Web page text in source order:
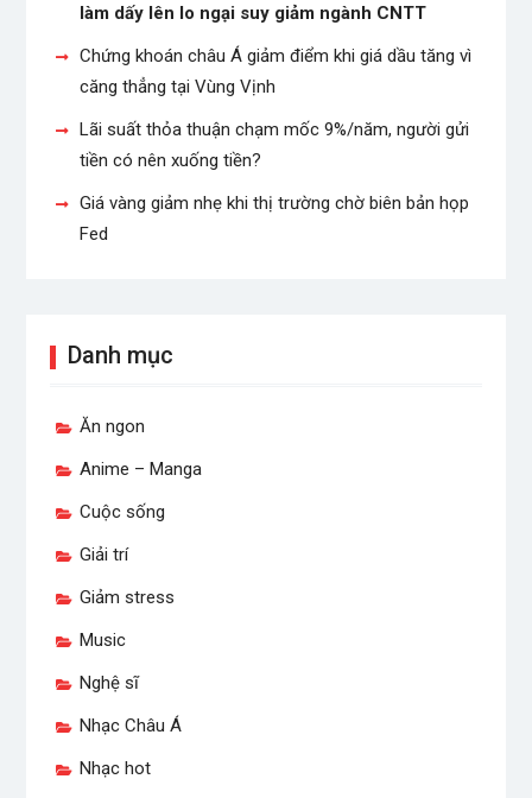
làm dấy lên lo ngại suy giảm ngành CNTT
Chứng khoán châu Á giảm điểm khi giá dầu tăng vì
căng thẳng tại Vùng Vịnh
Lãi suất thỏa thuận chạm mốc 9%/năm, người gửi
tiền có nên xuống tiền?
Giá vàng giảm nhẹ khi thị trường chờ biên bản họp
Fed
Danh mục
Ăn ngon
Anime – Manga
Cuộc sống
Giải trí
Giảm stress
Music
Nghệ sĩ
Nhạc Châu Á
Nhạc hot